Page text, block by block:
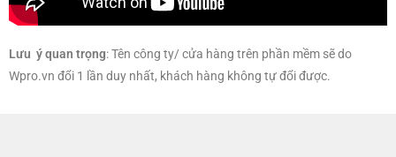
Lưu ý quan trọng: Tên công ty/ cửa hàng trên phần mềm sẽ do
Wpro.vn đổi 1 lần duy nhất, khách hàng không tự đổi được.